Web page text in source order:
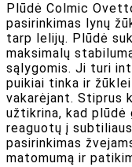
Plūdė Colmic
pasirinkimas lynų
tarp lelijų. Plūdė
maksimalų
sąlygomis. Ji turi
puikiai tinka ir
vakarėjant. Stiprus
užtikrina, kad
reaguotų į
pasirinkimas
matomumą ir